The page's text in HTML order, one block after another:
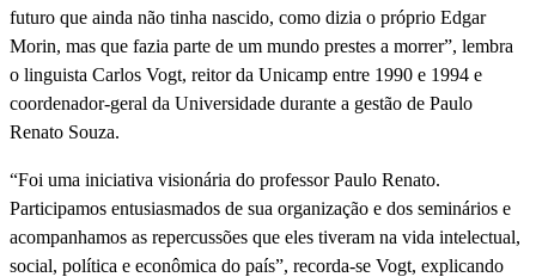
futuro que ainda não tinha nascido, como dizia o próprio Edgar
Morin, mas que fazia parte de um mundo prestes a morrer”, lembra
o linguista Carlos Vogt, reitor da Unicamp entre 1990 e 1994 e
coordenador-geral da Universidade durante a gestão de Paulo
Renato Souza.
“Foi uma iniciativa visionária do professor Paulo Renato.
Participamos entusiasmados de sua organização e dos seminários e
acompanhamos as repercussões que eles tiveram na vida intelectual,
social, política e econômica do país”, recorda-se Vogt, explicando